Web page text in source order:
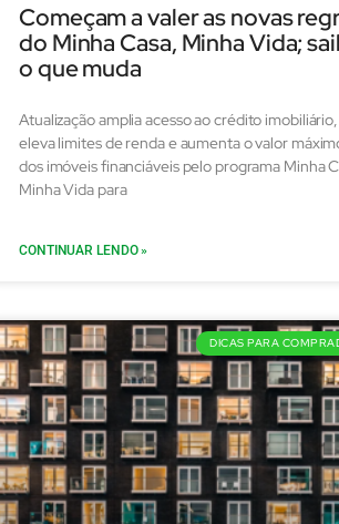
Começam a valer as novas
do Minha Casa, Minha Vida;
o que muda
Atualização amplia acesso ao crédito imobiliário,
eleva limites de renda e aumenta o valor
dos imóveis financiáveis pelo programa Minha
Minha Vida para
CONTINUAR LENDO »
DICAS PARA